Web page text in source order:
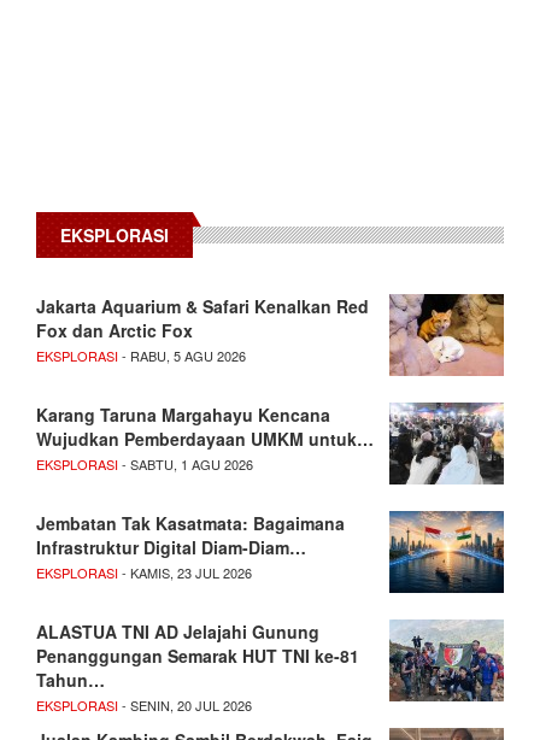
EKSPLORASI
Jakarta Aquarium & Safari Kenalkan Red
Fox dan Arctic Fox
EKSPLORASI- RABU, 5 AGU 2026
Karang Taruna Margahayu Kencana
Wujudkan Pemberdayaan UMKM untuk…
EKSPLORASI- SABTU, 1 AGU 2026
Jembatan Tak Kasatmata: Bagaimana
Infrastruktur Digital Diam-Diam…
EKSPLORASI- KAMIS, 23 JUL 2026
ALASTUA TNI AD Jelajahi Gunung
Penanggungan Semarak HUT TNI ke-81
Tahun…
EKSPLORASI- SENIN, 20 JUL 2026